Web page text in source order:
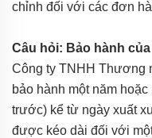
chỉnh đối với các đơn
Câu hỏi: Bảo hành
Công ty TNHH Thương
bảo hành một năm
trước) kể từ ngày xuất
được kéo dài đối với